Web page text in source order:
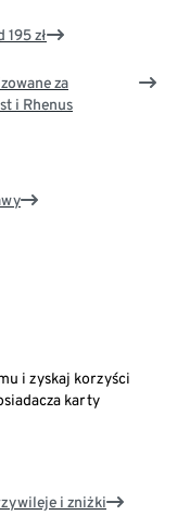
zł
za
i Rhenus
i zyskaj korzyści
karty
i zniżki